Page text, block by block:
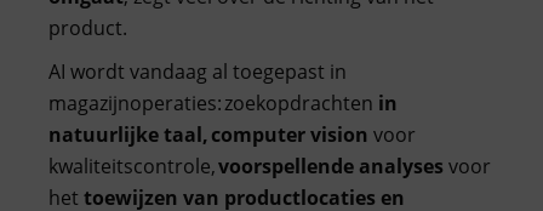
product.
AI wordt vandaag al toegepast in
magazijnoperaties: zoekopdrachten in
natuurlijke taal, computer vision voor
kwaliteitscontrole,voorspellende analyses voor
het toewijzen van productlocaties en